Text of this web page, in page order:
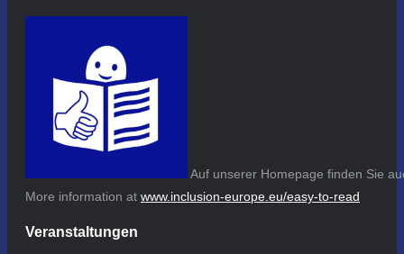
Auf unserer Homepage finden Sie
More information at www.inclusion-europe.eu/easy-to-read
Veranstaltungen